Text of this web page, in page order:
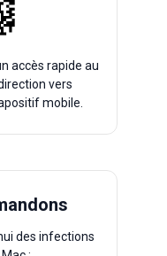
accès rapide au
vers
mobile.
des infections